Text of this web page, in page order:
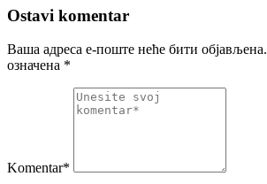
Ostavi komentar
Ваша адреса е-поште неће бити објављена.
означена *
Komentar*